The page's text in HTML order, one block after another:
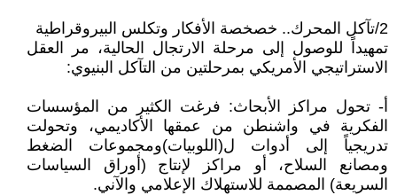
2/تآكل المحرك.. خصخصة الأفكار وتكلس البيروقراطية
تمهيداً للوصول إلى مرحلة الارتجال الحالية، مر العقل
الاستراتيجي الأمريكي بمرحلتين من التآكل البنيوي:
أ- تحول مراكز الأبحاث: فرغت الكثير من المؤسسات
الفكرية في واشنطن من عمقها الأكاديمي، وتحولت
تدريجياً إلى أدوات ل(اللوبيات)ومجموعات الضغط
ومصانع السلاح، أو مراكز لإنتاج (أوراق السياسات
السريعة) المصممة للاستهلاك الإعلامي والآني.